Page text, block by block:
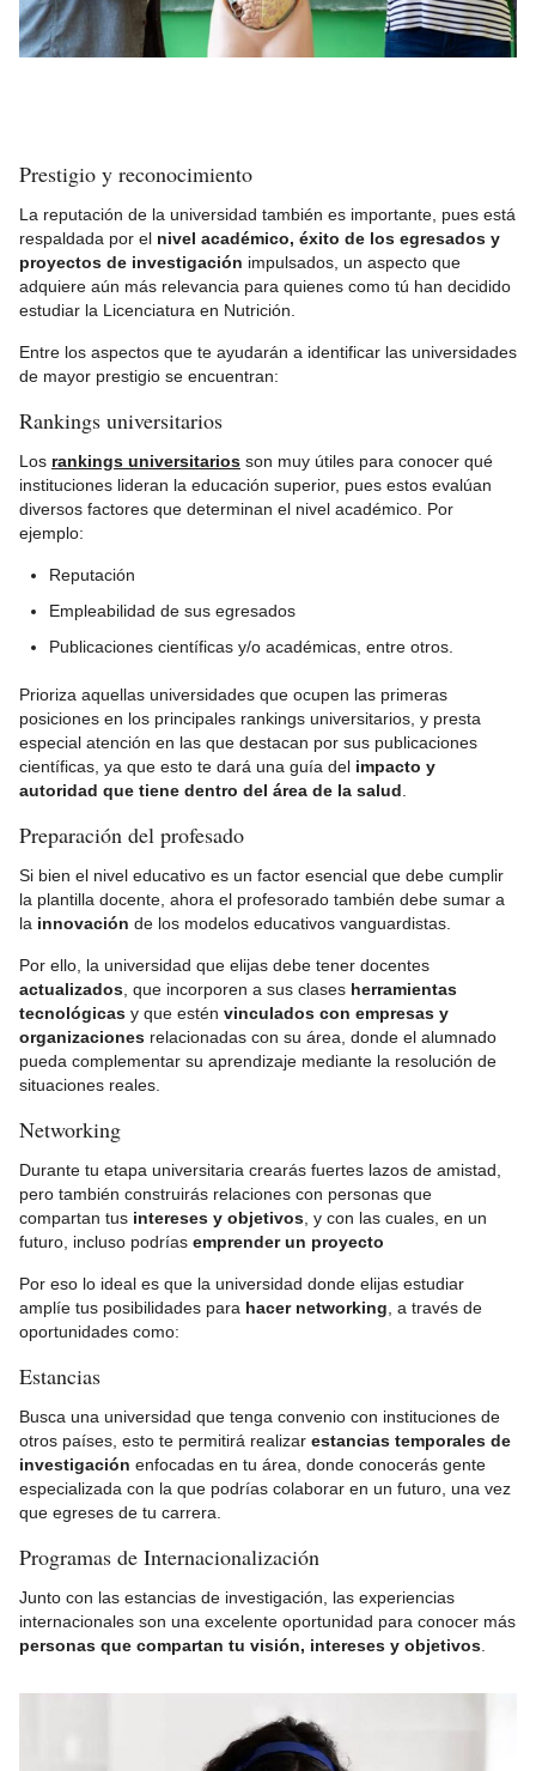
Prestigio y reconocimiento
La reputación de la universidad también es importante, pues está
respaldada por el nivel académico, éxito de los egresados y
proyectos de investigación impulsados, un aspecto que
adquiere aún más relevancia para quienes como tú han decidido
estudiar la Licenciatura en Nutrición.
Entre los aspectos que te ayudarán a identificar las universidades
de mayor prestigio se encuentran:
Rankings universitarios
Los rankings universitarios son muy útiles para conocer qué
instituciones lideran la educación superior, pues estos evalúan
diversos factores que determinan el nivel académico. Por
ejemplo:
Reputación
Empleabilidad de sus egresados
Publicaciones científicas y/o académicas, entre otros.
Prioriza aquellas universidades que ocupen las primeras
posiciones en los principales rankings universitarios, y presta
especial atención en las que destacan por sus publicaciones
científicas, ya que esto te dará una guía del impacto y
autoridad que tiene dentro del área de la salud
Preparación del profesado
Si bien el nivel educativo es un factor esencial que debe cumplir
la plantilla docente, ahora el profesorado también debe sumar a
la innovación de los modelos educativos vanguardistas.
Por ello, la universidad que elijas debe tener docentes
actualizados , que incorporen a sus clases herramientas
tecnológicas y que estén vinculados con empresas y
organizaciones relacionadas con su área, donde el alumnado
pueda complementar su aprendizaje mediante la resolución de
situaciones reales.
Networking
Durante tu etapa universitaria crearás fuertes lazos de amistad,
pero también construirás relaciones con personas que
compartan tus intereses y objetivos , y con las cuales, en un
futuro, incluso podrías emprender un proyecto
Por eso lo ideal es que la universidad donde elijas estudiar
amplíe tus posibilidades para hacer networking , a través de
oportunidades como:
Estancias
Busca una universidad que tenga convenio con instituciones de
otros países, esto te permitirá realizar estancias temporales de
investigación enfocadas en tu área, donde conocerás gente
especializada con la que podrías colaborar en un futuro, una vez
que egreses de tu carrera.
Programas de Internacionalización
Junto con las estancias de investigación, las experiencias
internacionales son una excelente oportunidad para conocer más
personas que compartan tu visión, intereses y objetivos